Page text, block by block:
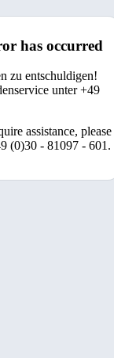
has occurred
zu entschuldigen!
unter +49
assistance, please
(0)30 - 81097 - 601.